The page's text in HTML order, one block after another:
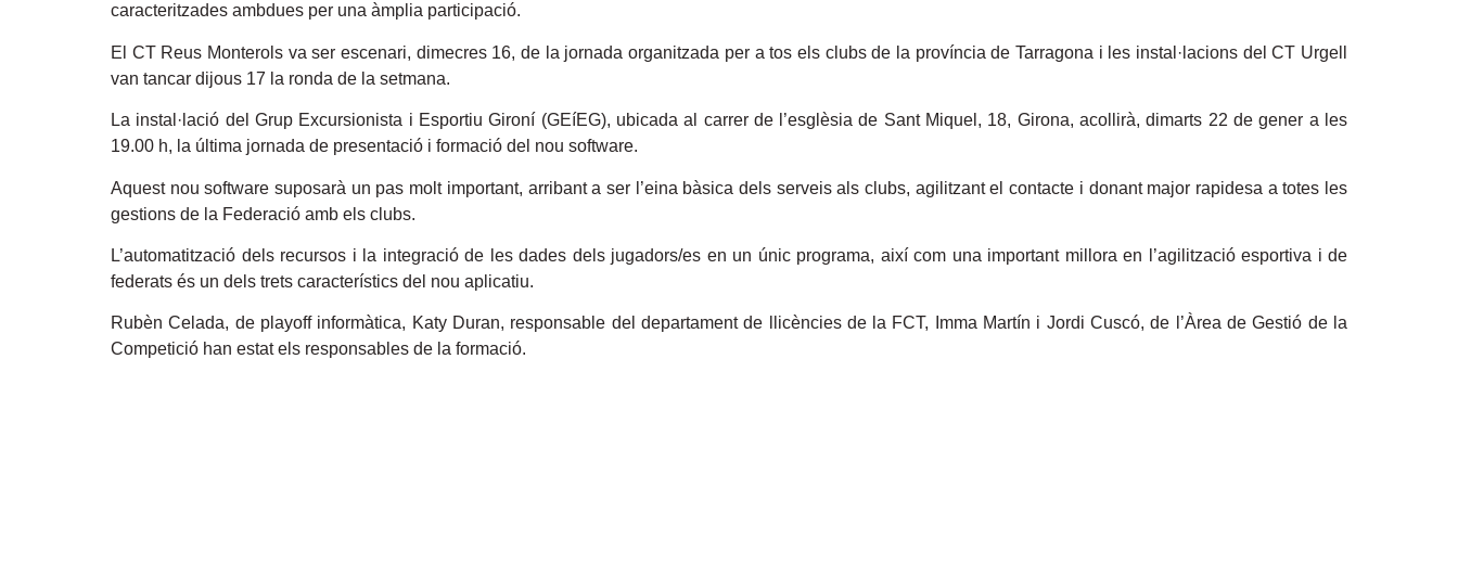
caracteritzades ambdues per una àmplia participació.
El CT Reus Monterols va ser escenari, dimecres 16, de la jornada organitzada per a tos els clubs de la província de Tarragona i les instal·lacions del CT Urgell
van tancar dijous 17 la ronda de la setmana.
La instal·lació del Grup Excursionista i Esportiu Gironí (GEíEG), ubicada al carrer de l’esglèsia de Sant Miquel, 18, Girona, acollirà, dimarts 22 de gener a les
19.00 h, la última jornada de presentació i formació del nou software.
Aquest nou software suposarà un pas molt important, arribant a ser l’eina bàsica dels serveis als clubs, agilitzant el contacte i donant major rapidesa a totes les
gestions de la Federació amb els clubs.
L’automatització dels recursos i la integració de les dades dels jugadors/es en un únic programa, així com una important millora en l’agilització esportiva i de
federats és un dels trets característics del nou aplicatiu.
Rubèn Celada, de playoff informàtica, Katy Duran, responsable del departament de llicències de la FCT, Imma Martín i Jordi Cuscó, de l’Àrea de Gestió de la
Competició han estat els responsables de la formació.